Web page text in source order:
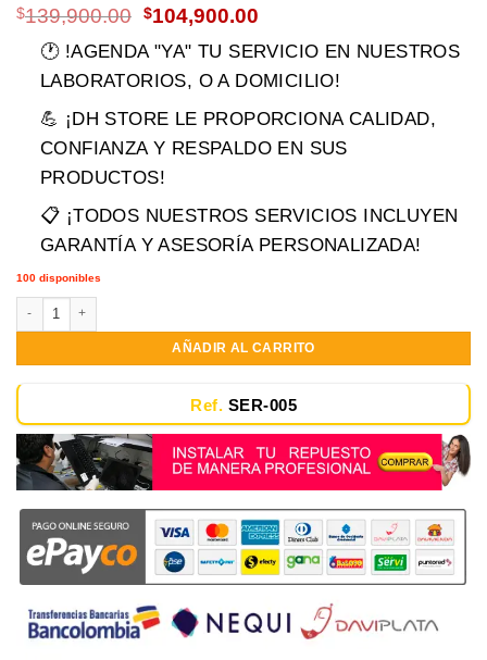
$139,900.00 El
original
era:
$104,900.00El
actual
es:
🕐 !AGENDA "YA" TU SERVICIO EN NUESTROS
LABORATORIOS, O A DOMICILIO!
💪 ¡DH STORE LE PROPORCIONA CALIDAD,
CONFIANZA Y RESPALDO EN SUS
PRODUCTOS!
📋 ¡TODOS NUESTROS SERVICIOS INCLUYEN
GARANTÍA Y ASESORÍA PERSONALIZADA!
100 disponibles
Instalación de Teclados para Portátiles cantidad
AÑADIR AL CARRITO
Ref. SER-005